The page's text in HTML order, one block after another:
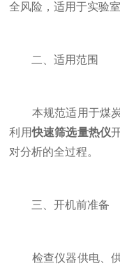
全风险，适用于实验
二、适用范围
本规范适用于煤炭
利用快速筛选量热仪
对分析的全过程。
三、开机前准备
检查仪器供电、供